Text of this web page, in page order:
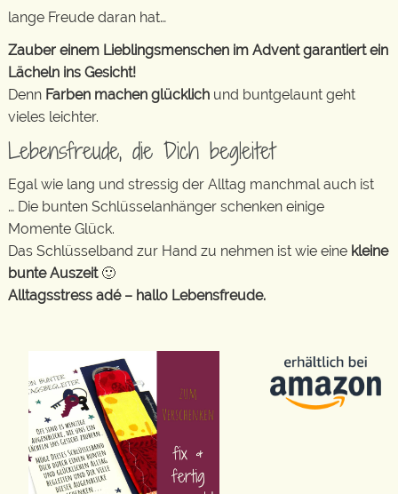
lange Freude daran hat…
Zauber einem Lieblingsmenschen im Advent garantiert ein
Lächeln ins Gesicht!
Denn Farben machen glücklich und buntgelaunt geht
vieles leichter.
Lebensfreude, die Dich begleitet
Egal wie lang und stressig der Alltag manchmal auch ist
… Die bunten Schlüsselanhänger schenken einige
Momente Glück.
Das Schlüsselband zur Hand zu nehmen ist wie eine kleine
bunte Auszeit🙂
Alltagsstress adé – hallo Lebensfreude.